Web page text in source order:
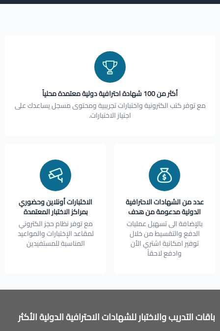
أكثر من 100 شهادة احترافية دولية معتمدة محلياً
مع توفر كتب الكترونية واختبارات تجريبية ومحتوى مسجل يساعدك على
اجتياز الاختبارات.
عدد من الشهادات الاحترافية
الدولية مدعومة من هدف
بالإضافة الى تسهيل عمليات
الدفع والتقسيط من خلال
توفير امكانية اشتري الأن
وادفع لاحقاً
الاختبارات أونلاين وحضوري
بمراكز الاختبار المعتمدة
مع توفر نظام حجز الكتروني
لمقاعد الإختبارات والمواعيد
المناسبة للمستفيدين
باقات التدريب والاختبار للشهادات الاحترافية الدولية الأكثر